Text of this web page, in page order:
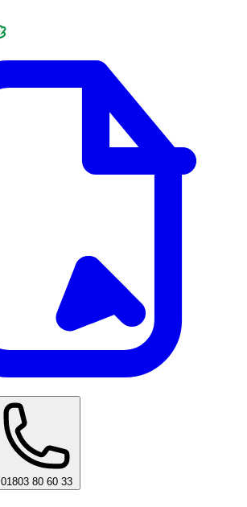
01803 80 60 33